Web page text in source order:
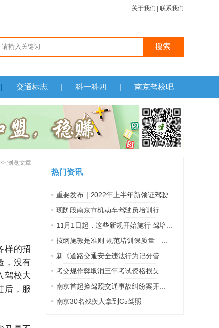
关于我们 联系我们
搜索
交通标志 科一科四 南京驾校吧
浏览文章
样的招
，没有
驾校大
后，服
热门资讯
重要发布｜2022年上半年新领证驾驶...
现阶段南京市机动车驾驶员培训行...
11月1日起，这些新规开始施行 驾培...
按纲施教是准则 规范培训保质量—...
新《道路交通安全违法行为记分管...
考交规作弊取消三年考试资格损失...
南京首起换驾照交通事故纠纷案开...
南京30名残疾人拿到C5驾照